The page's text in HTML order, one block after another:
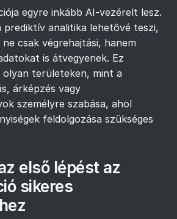
egyre inkább AI-vezérelt lesz.
prediktív analitika lehetővé teszi,
csak végrehajtási, hanem
is átvegyenek. Ez
területeken, mint a
árképzés vagy
személyre szabása, ahol
feldolgozása szükséges
első lépést az
sikeres